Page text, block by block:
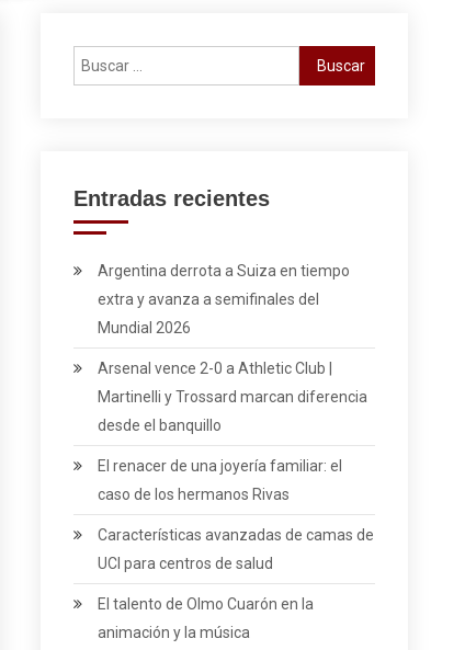
Buscar:
Entradas recientes
Argentina derrota a Suiza en tiempo
extra y avanza a semifinales del
Mundial 2026
Arsenal vence 2-0 a Athletic Club |
Martinelli y Trossard marcan diferencia
desde el banquillo
El renacer de una joyería familiar: el
caso de los hermanos Rivas
Características avanzadas de camas de
UCI para centros de salud
El talento de Olmo Cuarón en la
animación y la música